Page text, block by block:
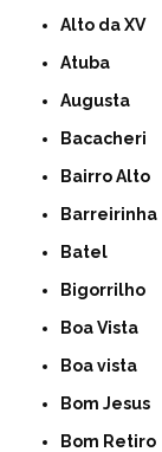
Alto da XV
Atuba
Augusta
Bacacheri
Bairro Alto
Barreirinha
Batel
Bigorrilho
Boa Vista
Boa vista
Bom Jesus
Bom Retiro